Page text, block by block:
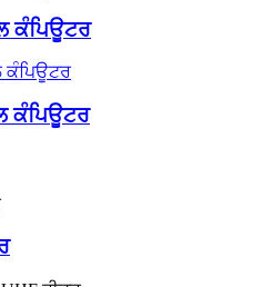
ਕੰਪਿਊਟਰ
ਕੰਪਿਊਟਰ